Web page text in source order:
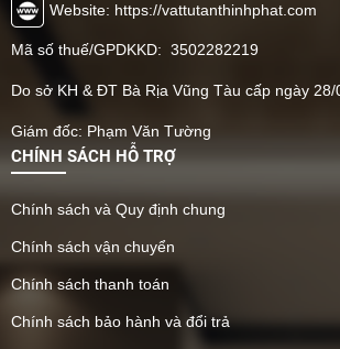
Website: https://vattutanthinhphat.com
Mã số thuế/GPDKKD: 3502282219
Do sở KH & ĐT Bà Rịa Vũng Tàu cấp ngày 28/
Giám đốc: Phạm Văn Tường
CHÍNH SÁCH HỖ TRỢ
Chính sách và Quy định chung
Chính sách vận chuyển
Chính sách thanh toán
Chính sách bảo hành và đổi trả